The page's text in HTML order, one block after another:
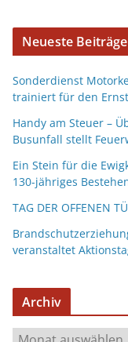
Neueste Beiträge
Sonderdienst
trainiert für den
Handy am Steuer –
Busunfall stellt
Ein Stein für die
130-jähriges
TAG DER OFFENEN
veranstaltet
Archiv